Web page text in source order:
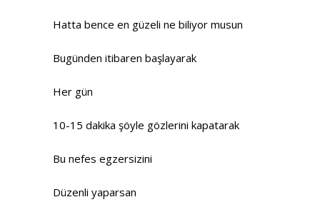
Hatta bence en güzeli ne biliyor musun
Bugünden itibaren başlayarak
Her gün
10-15 dakika şöyle gözlerini kapatarak
Bu nefes egzersizini
Düzenli yaparsan